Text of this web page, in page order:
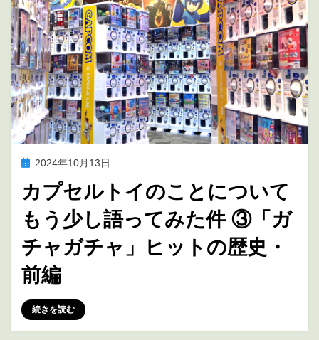
投
日:
2024年10月13日
カプセルトイのことについて
もう少し語ってみた件 ③「ガ
チャガチャ」ヒットの歴史・
前編
投稿者marumegane
続きを読む